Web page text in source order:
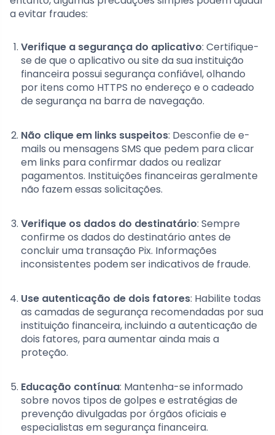
a evitar fraudes:
Verifique a segurança do aplicativo: Certifique-
se de que o aplicativo ou site da sua instituição
financeira possui segurança confiável, olhando
por itens como HTTPS no endereço e o cadeado
de segurança na barra de navegação.
Não clique em links suspeitos: Desconfie de e-
mails ou mensagens SMS que pedem para clicar
em links para confirmar dados ou realizar
pagamentos. Instituições financeiras geralmente
não fazem essas solicitações.
Verifique os dados do destinatário: Sempre
confirme os dados do destinatário antes de
concluir uma transação Pix. Informações
inconsistentes podem ser indicativos de fraude.
Use autenticação de dois fatores: Habilite todas
as camadas de segurança recomendadas por sua
instituição financeira, incluindo a autenticação de
dois fatores, para aumentar ainda mais a
proteção.
Educação contínua: Mantenha-se informado
sobre novos tipos de golpes e estratégias de
prevenção divulgadas por órgãos oficiais e
especialistas em segurança financeira.